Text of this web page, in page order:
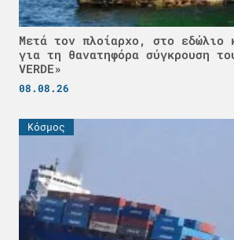
Μετά τον πλοίαρχο, στο εδώλιο
για τη θανατηφόρα σύγκρουση
VERDE»
08.08.26
Κόσμος